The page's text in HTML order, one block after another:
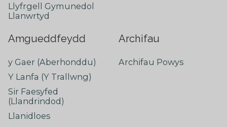
Llyfrgell Gymunedol
Llanwrtyd
Amgueddfeydd
y Gaer (Aberhonddu)
Y Lanfa (Y Trallwng)
Sir Faesyfed
(Llandrindod)
Llanidloes
Archifau
Archifau Powys